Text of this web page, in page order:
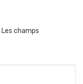
Les champs